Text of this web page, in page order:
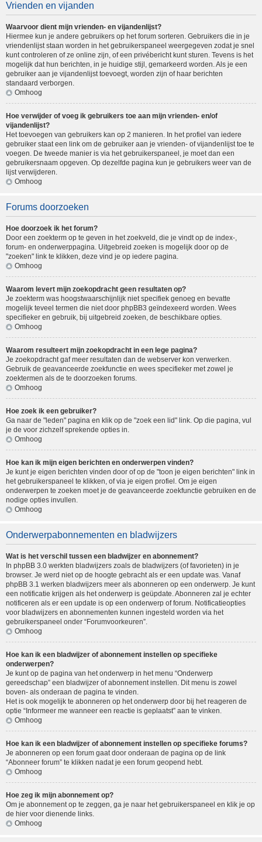
Vrienden en vijanden
Waarvoor dient mijn vrienden- en vijandenlijst?
Hiermee kun je andere gebruikers op het forum sorteren. Gebruikers die in je
vriendenlijst staan worden in het gebruikerspaneel weergegeven zodat je snel
kunt controleren of ze online zijn, of een privébericht kunt sturen. Tevens is het
mogelijk dat hun berichten, in je huidige stijl, gemarkeerd worden. Als je een
gebruiker aan je vijandenlijst toevoegt, worden zijn of haar berichten
standaard verborgen.
Omhoog
Hoe verwijder of voeg ik gebruikers toe aan mijn vrienden- en/of
vijandenlijst?
Het toevoegen van gebruikers kan op 2 manieren. In het profiel van iedere
gebruiker staat een link om de gebruiker aan je vrienden- of vijandenlijst toe te
voegen. De tweede manier is via het gebruikerspaneel, je moet dan een
gebruikersnaam opgeven. Op dezelfde pagina kun je gebruikers weer van de
lijst verwijderen.
Omhoog
Forums doorzoeken
Hoe doorzoek ik het forum?
Door een zoekterm op te geven in het zoekveld, die je vindt op de index-,
forum- en onderwerppagina. Uitgebreid zoeken is mogelijk door op de
"zoeken" link te klikken, deze vind je op iedere pagina.
Omhoog
Waarom levert mijn zoekopdracht geen resultaten op?
Je zoekterm was hoogstwaarschijnlijk niet specifiek genoeg en bevatte
mogelijk teveel termen die niet door phpBB3 geïndexeerd worden. Wees
specifieker en gebruik, bij uitgebreid zoeken, de beschikbare opties.
Omhoog
Waarom resulteert mijn zoekopdracht in een lege pagina?
Je zoekopdracht gaf meer resultaten dan de webserver kon verwerken.
Gebruik de geavanceerde zoekfunctie en wees specifieker met zowel je
zoektermen als de te doorzoeken forums.
Omhoog
Hoe zoek ik een gebruiker?
Ga naar de "leden" pagina en klik op de "zoek een lid" link. Op die pagina, vul
je de voor zichzelf sprekende opties in.
Omhoog
Hoe kan ik mijn eigen berichten en onderwerpen vinden?
Je kunt je eigen berichten vinden door of op de "toon je eigen berichten" link in
het gebruikerspaneel te klikken, of via je eigen profiel. Om je eigen
onderwerpen te zoeken moet je de geavanceerde zoekfunctie gebruiken en de
nodige opties invullen.
Omhoog
Onderwerpabonnementen en bladwijzers
Wat is het verschil tussen een bladwijzer en abonnement?
In phpBB 3.0 werkten bladwijzers zoals de bladwijzers (of favorieten) in je
browser. Je werd niet op de hoogte gebracht als er een update was. Vanaf
phpBB 3.1 werken bladwijzers meer als abonneren op een onderwerp. Je kunt
een notificatie krijgen als het onderwerp is geüpdate. Abonneren zal je echter
notificeren als er een update is op een onderwerp of forum. Notificatieopties
voor bladwijzers en abonnementen kunnen ingesteld worden via het
gebruikerspaneel onder “Forumvoorkeuren”.
Omhoog
Hoe kan ik een bladwijzer of abonnement instellen op specifieke
onderwerpen?
Je kunt op de pagina van het onderwerp in het menu “Onderwerp
gereedschap” een bladwijzer of abonnement instellen. Dit menu is zowel
boven- als onderaan de pagina te vinden.
Het is ook mogelijk te abonneren op het onderwerp door bij het reageren de
optie “Informeer me wanneer een reactie is geplaatst” aan te vinken.
Omhoog
Hoe kan ik een bladwijzer of abonnement instellen op specifieke forums?
Je abonneren op een forum gaat door onderaan de pagina op de link
“Abonneer forum” te klikken nadat je een forum geopend hebt.
Omhoog
Hoe zeg ik mijn abonnement op?
Om je abonnement op te zeggen, ga je naar het gebruikerspaneel en klik je op
de hier voor dienende links.
Omhoog